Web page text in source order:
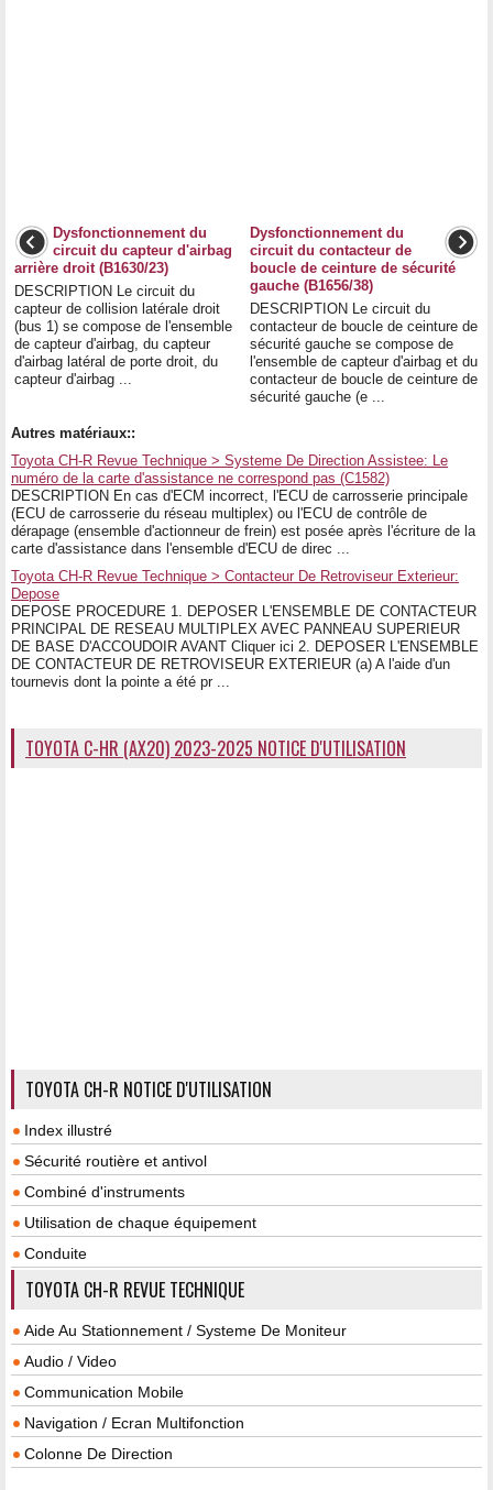
Dysfonctionnement du
circuit du capteur d'airbag
arrière droit (B1630/23)
DESCRIPTION Le circuit du
capteur de collision latérale droit
(bus 1) se compose de l'ensemble
de capteur d'airbag, du capteur
d'airbag latéral de porte droit, du
capteur d'airbag ...
Dysfonctionnement du
circuit du contacteur de
boucle de ceinture de sécurité
gauche (B1656/38)
DESCRIPTION Le circuit du
contacteur de boucle de ceinture de
sécurité gauche se compose de
l'ensemble de capteur d'airbag et du
contacteur de boucle de ceinture de
sécurité gauche (e ...
Autres matériaux::
Toyota CH-R Revue Technique > Systeme De Direction Assistee: Le
numéro de la carte d'assistance ne correspond pas (C1582)
DESCRIPTION En cas d'ECM incorrect, l'ECU de carrosserie principale
(ECU de carrosserie du réseau multiplex) ou l'ECU de contrôle de
dérapage (ensemble d'actionneur de frein) est posée après l'écriture de la
carte d'assistance dans l'ensemble d'ECU de direc ...
Toyota CH-R Revue Technique > Contacteur De Retroviseur Exterieur:
Depose
DEPOSE PROCEDURE 1. DEPOSER L'ENSEMBLE DE CONTACTEUR
PRINCIPAL DE RESEAU MULTIPLEX AVEC PANNEAU SUPERIEUR
DE BASE D'ACCOUDOIR AVANT Cliquer ici 2. DEPOSER L'ENSEMBLE
DE CONTACTEUR DE RETROVISEUR EXTERIEUR (a) A l'aide d'un
tournevis dont la pointe a été pr ...
TOYOTA C-HR (AX20) 2023-2025 NOTICE D'UTILISATION
TOYOTA CH-R NOTICE D'UTILISATION
Index illustré
Sécurité routière et antivol
Combiné d'instruments
Utilisation de chaque équipement
Conduite
TOYOTA CH-R REVUE TECHNIQUE
Aide Au Stationnement / Systeme De Moniteur
Audio / Video
Communication Mobile
Navigation / Ecran Multifonction
Colonne De Direction